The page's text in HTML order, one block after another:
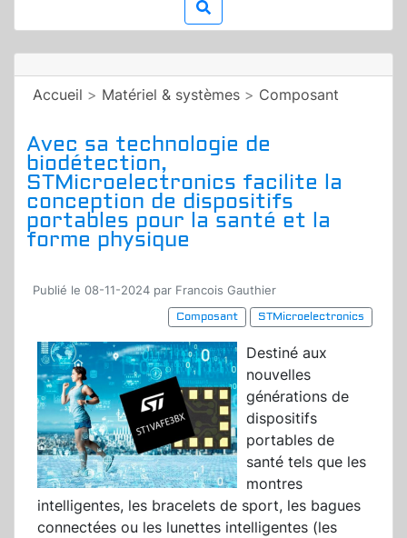
Accueil > Matériel & systèmes > Composant
Avec sa technologie de
biodétection,
STMicroelectronics facilite la
conception de dispositifs
portables pour la santé et la
forme physique
Publié le 08-11-2024 par Francois Gauthier
Composant
STMicroelectronics
Destiné aux
nouvelles
générations de
dispositifs
portables de
santé tels que les
montres
intelligentes, les bracelets de sport, les bagues
connectées ou les lunettes intelligentes (les